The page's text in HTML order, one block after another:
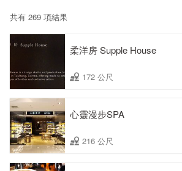
共有 269 項結果
柔洋房 Supple House
172 公尺
心靈漫步SPA
216 公尺